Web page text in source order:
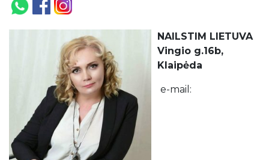
NAILSTIM LIETUVA
Vingio g.16b,
Klaipėda
e-mail: